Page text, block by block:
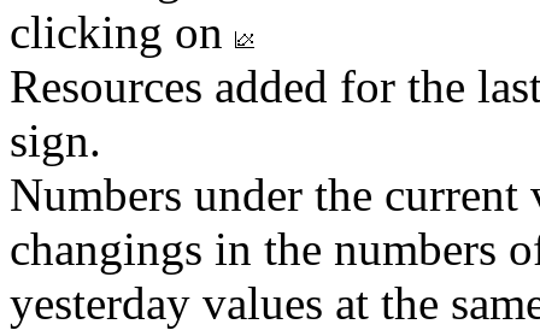
clicking on
Resources added for the
sign.
Numbers under the
changings in the numbers
yesterday values at the